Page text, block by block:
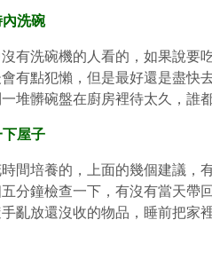
洗碗
有洗碗機的人看的，如果說要
有點犯懶，但是最好還是盡快
堆髒碗盤在廚房裡待太久，誰
屋子
間培養的，上面的幾個建議，
分鐘檢查一下，有沒有當天帶
亂放還沒收的物品，睡前把家